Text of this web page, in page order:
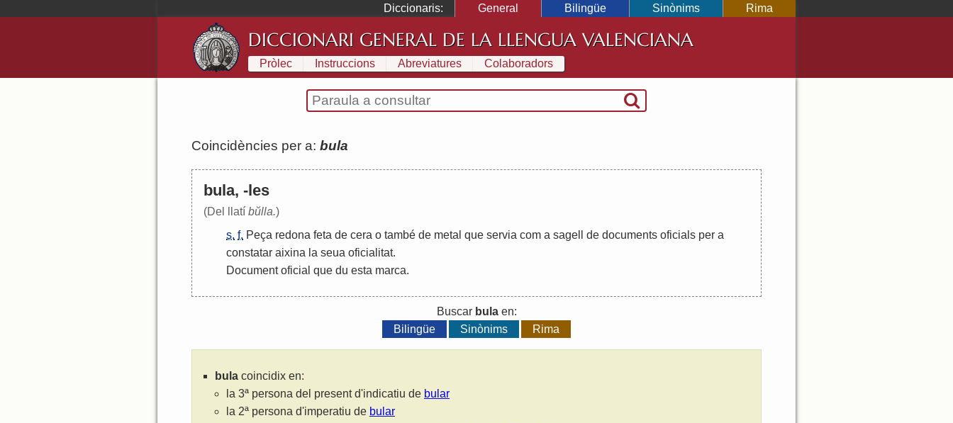
Diccionaris: General Bilingüe Sinònims Rima
DICCIONARI GENERAL DE LA LLENGUA VALENCIANA
Pròlec Instruccions Abreviatures Colaboradors
Coincidències per a: bula
bula, -les
(Del llatí bŭlla.)
s. f. Peça redona feta de cera o també de metal que servia com a sagell de documents oficials per a
constatar aixina la seua oficialitat.
Document oficial que du esta marca.
Buscar bulaen:
Bilingüe
Sinònims Rima
bula coincidix en:
la 3ª persona del present d'indicatiu de bular
la 2ª persona d'imperatiu de bular